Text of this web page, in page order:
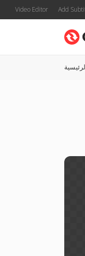
Video Editor Add